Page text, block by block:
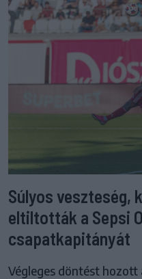
Súlyos veszteség,
eltiltották a Sepsi
csapatkapitányát
Végleges döntést hozott